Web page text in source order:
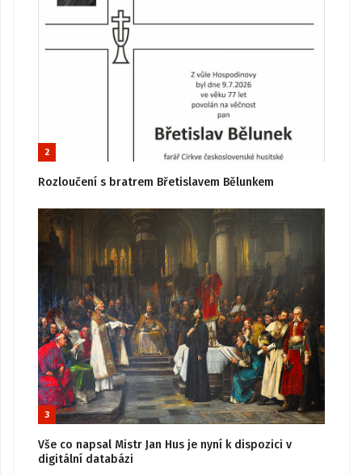
2
Rozloučení s bratrem Břetislavem Bělunkem
3
Vše co napsal Mistr Jan Hus je nyní k dispozici v
digitální databázi